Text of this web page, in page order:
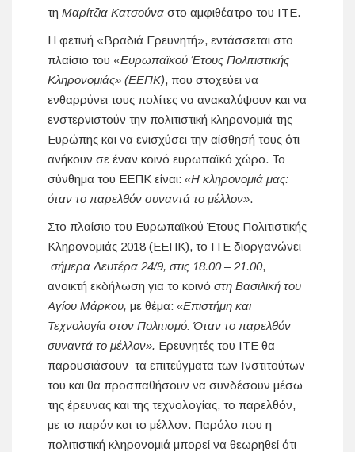
τη Μαρίτζια Κατσούνα στο αμφιθέατρο του ΙΤΕ.
Η φετινή «Βραδιά Ερευνητή», εντάσσεται στο
πλαίσιο του «Ευρωπαϊκού Έτους Πολιτιστικής
Κληρονομιάς» (ΕΕΠΚ), που στοχεύει να
ενθαρρύνει τους πολίτες να ανακαλύψουν και να
ενστερνιστούν την πολιτιστική κληρονομιά της
Ευρώπης και να ενισχύσει την αίσθησή τους ότι
ανήκουν σε έναν κοινό ευρωπαϊκό χώρο. Το
σύνθημα του ΕΕΠΚ είναι: «Η κληρονομιά μας:
όταν το παρελθόν συναντά το μέλλον».
Στο πλαίσιο του Ευρωπαϊκού Έτους Πολιτιστικής
Κληρονομιάς 2018 (ΕΕΠΚ), το ΙΤΕ διοργανώνει
σήμερα Δευτέρα 24/9, στις 18.00 – 21.00,
ανοικτή εκδήλωση για το κοινό στη Βασιλική του
Αγίου Μάρκου, με θέμα: «Επιστήμη και
Τεχνολογία στον Πολιτισμό: Όταν το παρελθόν
συναντά το μέλλον». Ερευνητές του ΙΤΕ θα
παρουσιάσουν τα επιτεύγματα των Ινστιτούτων
του και θα προσπαθήσουν να συνδέσουν μέσω
της έρευνας και της τεχνολογίας, το παρελθόν,
με το παρόν και το μέλλον. Παρόλο που η
πολιτιστική κληρονομιά μπορεί να θεωρηθεί ότι